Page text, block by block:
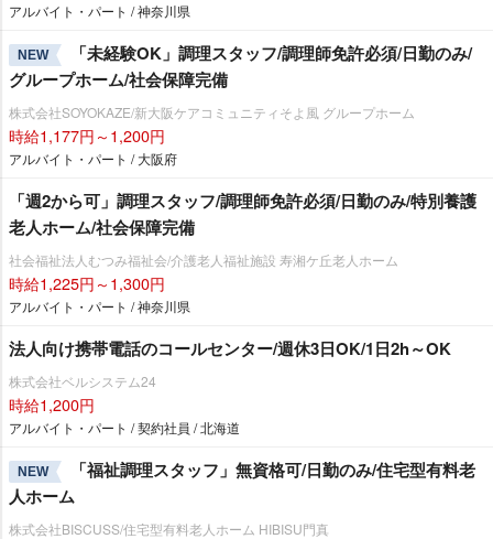
アルバイト・パート / 神奈川県
NEW
「未経験OK」調理スタッフ/調理師免許必須/日勤のみ/
グループホーム/社会保障完備
株式会社SOYOKAZE/新大阪ケアコミュニティそよ風 グループホーム
時給1,177円～1,200円
アルバイト・パート / 大阪府
「週2から可」調理スタッフ/調理師免許必須/日勤のみ/特別養護
老人ホーム/社会保障完備
社会福祉法人むつみ福祉会/介護老人福祉施設 寿湘ケ丘老人ホーム
時給1,225円～1,300円
アルバイト・パート / 神奈川県
法人向け携帯電話のコールセンター/週休3日OK/1日2h～OK
株式会社ベルシステム24
時給1,200円
アルバイト・パート / 契約社員 / 北海道
NEW
「福祉調理スタッフ」無資格可/日勤のみ/住宅型有料老
人ホーム
株式会社BISCUSS/住宅型有料老人ホーム HIBISU門真